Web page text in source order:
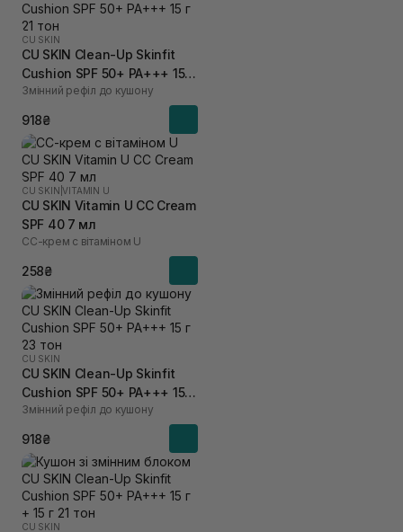
CU SKIN
CU SKIN Clean-Up Skinfit
Cushion SPF 50+ PA+++ 15 г
21 тон
Змінний рефіл до кушону
918₴
CU SKIN |VITAMIN U
CU SKIN Vitamin U CC Cream
SPF 40 7 мл
СС-крем с вітаміном U
258₴
CU SKIN
CU SKIN Clean-Up Skinfit
Cushion SPF 50+ PA+++ 15 г
23 тон
Змінний рефіл до кушону
918₴
CU SKIN